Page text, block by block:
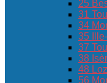
25
31
34
35
37
38
48
56